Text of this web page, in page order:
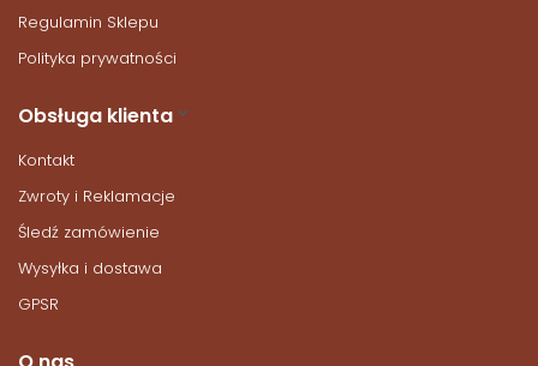
Regulamin Sklepu
Polityka prywatności
Obsługa klienta
Kontakt
Zwroty i Reklamacje
Śledź zamówienie
Wysyłka i dostawa
GPSR